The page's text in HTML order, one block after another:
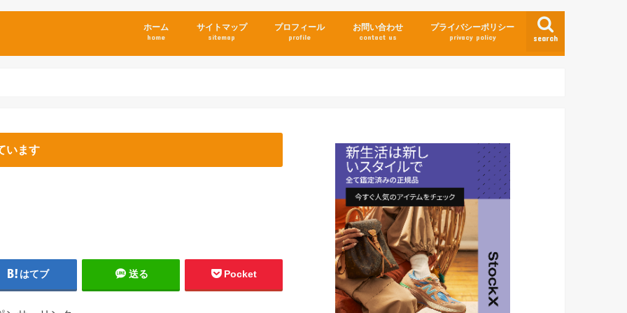
search
ホーム
home
サイトマップ
sitemap
プロフィール
profile
お問い合わせ
contact us
プライバシーポリシー
privacy policy
います
はてブ 送る Pocket